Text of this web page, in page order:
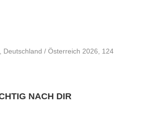
Deutschland / Österreich 2026, 124
NACH DIR